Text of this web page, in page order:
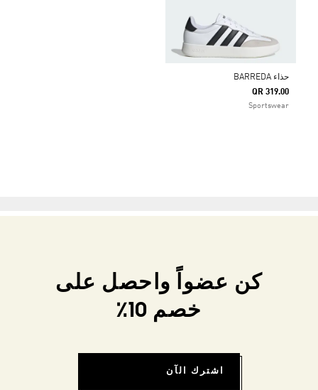
حذاء BARREDA
QR 319.00
Sportswear
كن عضواً واحصل على
خصم 10٪
اشترك الآن